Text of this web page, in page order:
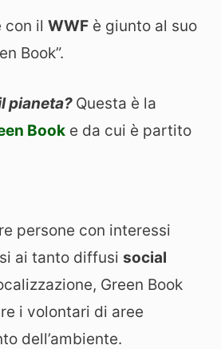
con il WWF è giunto al suo
Book”.
pianeta? Questa è la
Book e da cui è partito
persone con interessi
ai tanto diffusi social
Green Book
i volontari di aree
dell’ambiente.